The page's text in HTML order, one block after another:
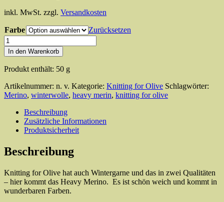
inkl. MwSt. zzgl. Versandkosten
Farbe
Zurücksetzen
Knitting
for
Olive
Heavy
Menge
In den Warenkorb
Produkt enthält: 50 g
Artikelnummer: n. v. Kategorie: Knitting for Olive Schlagwörter:
Merino, winterwolle, heavy merin, knitting for olive
Beschreibung
Zusätzliche Informationen
Produktsicherheit
Beschreibung
Knitting for Olive hat auch Wintergarne und das in zwei Qualitäten
– hier kommt das Heavy Merino. Es ist schön weich und kommt in
wunderbaren Farben.